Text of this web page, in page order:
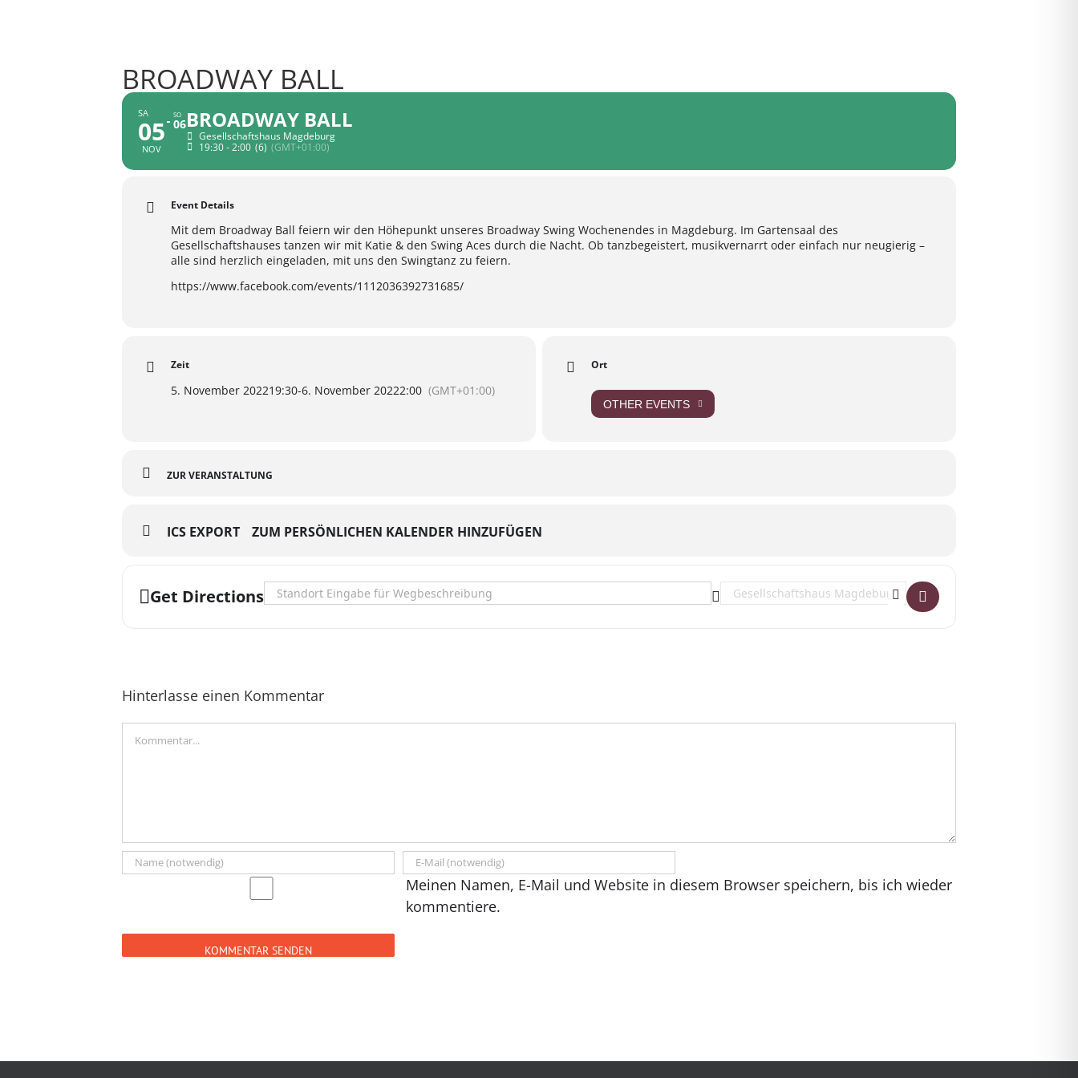
BROADWAY BALL
SA
05
NOV
SO
06BROADWAY BALL
Gesellschaftshaus Magdeburg
19:30 - 2:00 (6) (GMT+01:00)
Event Details
Mit dem Broadway Ball feiern wir den Höhepunkt unseres Broadway Swing Wochenendes in Magdeburg. Im Gartensaal des
Gesellschaftshauses tanzen wir mit Katie & den Swing Aces durch die Nacht. Ob tanzbegeistert, musikvernarrt oder einfach nur neugierig –
alle sind herzlich eingeladen, mit uns den Swingtanz zu feiern.
https://www.facebook.com/events/1112036392731685/
Zeit
5. November 202219:30-6. November 20222:00 (GMT+01:00)
Ort
OTHER EVENTS
ZUR VERANSTALTUNG
ICS EXPORT ZUM PERSÖNLICHEN KALENDER HINZUFÜGEN
Get Directions Address - Broadway Ball [] Destination Address - Broadway Ball []
Hinterlasse einen Kommentar
Meinen Namen, E-Mail und Website in diesem Browser speichern, bis ich wieder
kommentiere.